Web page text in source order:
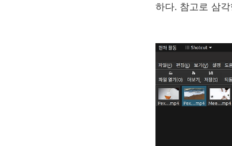
하다. 참고로 삼